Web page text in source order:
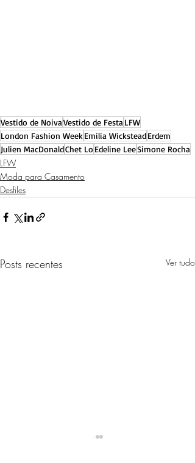
Vestido de NoivaVestido de Festa LFW
London Fashion WeekEmilia WicksteadErdem
Julien MacDonaldChet Lo Edeline LeeSimone Rocha
LFW
Moda para Casamento
Desfiles
Posts recentes Ver tudo